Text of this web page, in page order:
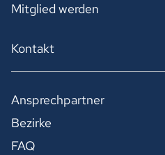
Mitglied werden
Kontakt
Ansprechpartner
Bezirke
FAQ